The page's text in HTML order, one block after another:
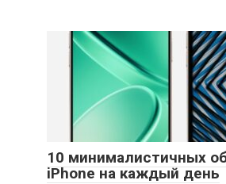
10 минималистичных
iPhone на каждый день